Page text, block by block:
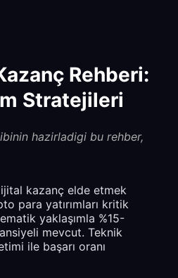
Rehberi:
Stratejileri
hazirladigi bu rehber,
kazanç elde etmek
para yatırımları kritik
yaklaşımla %15-
mevcut. Teknik
ile başarı oranı